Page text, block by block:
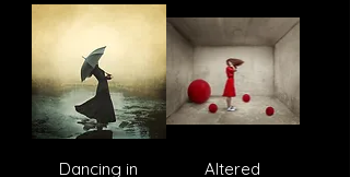
Dancing in
Altered